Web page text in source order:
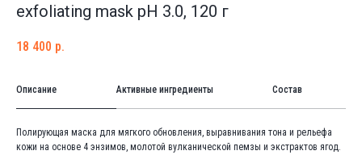
exfoliating mask pH 3.0, 120 г
18 400 р.
Описание Активные ингредиенты Состав
Полирующая маска для мягкого обновления, выравнивания тона и рельефа
кожи на основе 4 энзимов, молотой вулканической пемзы и экстрактов ягод.